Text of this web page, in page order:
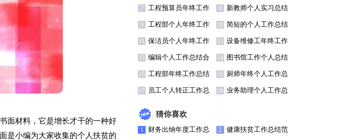
面材料，它是增长才干的一种好
是小编为大家收集的个人扶贫的
(15篇) 工作总结11篇
7 工程预算员年终工作
总结
8 新教师个人实习总结
12篇
9 工程部个人年终工作
总结(通用15篇)
10 简短的个人工作总结
【荐】
11 保洁员个人年终工作
总结11篇
12 设备维修工年终工作
总结8篇
13 编辑个人工作总结合
集15篇
14 图书馆工作个人总结
15 工程部年终工作总结
(通用15篇)
16 厨师年终个人工作总
结集锦15篇
17 员工个人转正工作总 18 业务助理个人工作总
猜你喜欢
1 财务出纳年度工作总 2 健康扶贫工作总结范